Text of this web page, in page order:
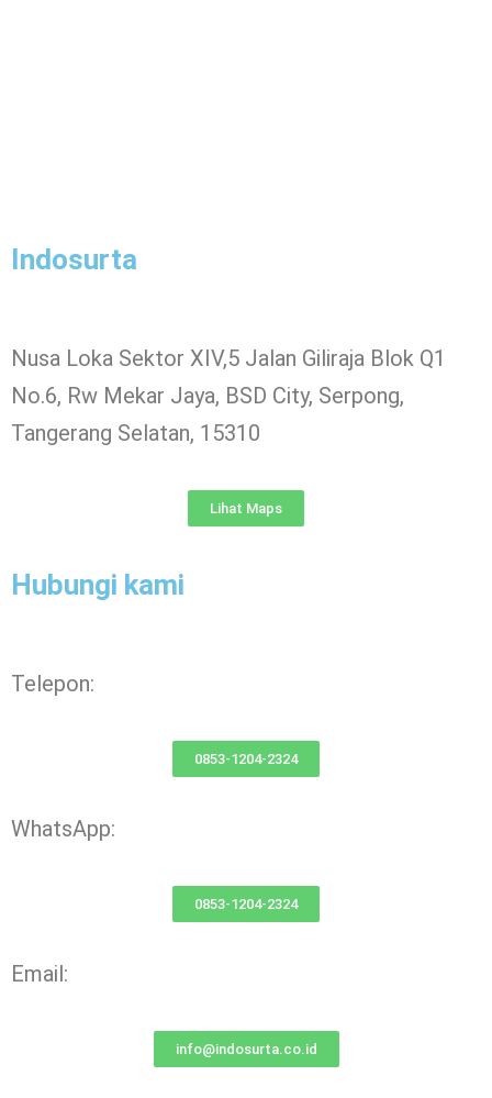
Indosurta
Nusa Loka Sektor XIV,5 Jalan Giliraja Blok Q1
No.6, Rw Mekar Jaya, BSD City, Serpong,
Tangerang Selatan, 15310
Lihat Maps
Hubungi kami
Telepon:
0853-1204-2324
WhatsApp:
0853-1204-2324
Email:
info@indosurta.co.id